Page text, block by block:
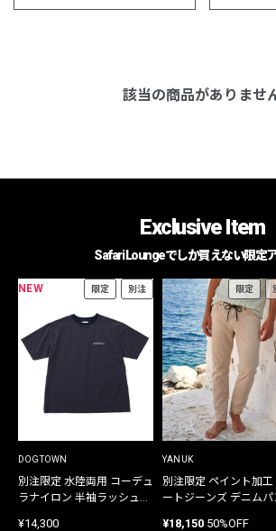
該当の商品がありませ
Exclusive Item
Safari Loungeでしか買えない限定
NEW 限定 別注
DOGTOWN
別注限定 水陸両用 コーデュ
ラナイロン 半袖ラッシュガ
¥14,300
限定
YANUK
別注限定 ペイント加工
ートジーンズ デニムパ
¥18,150 50%OFF